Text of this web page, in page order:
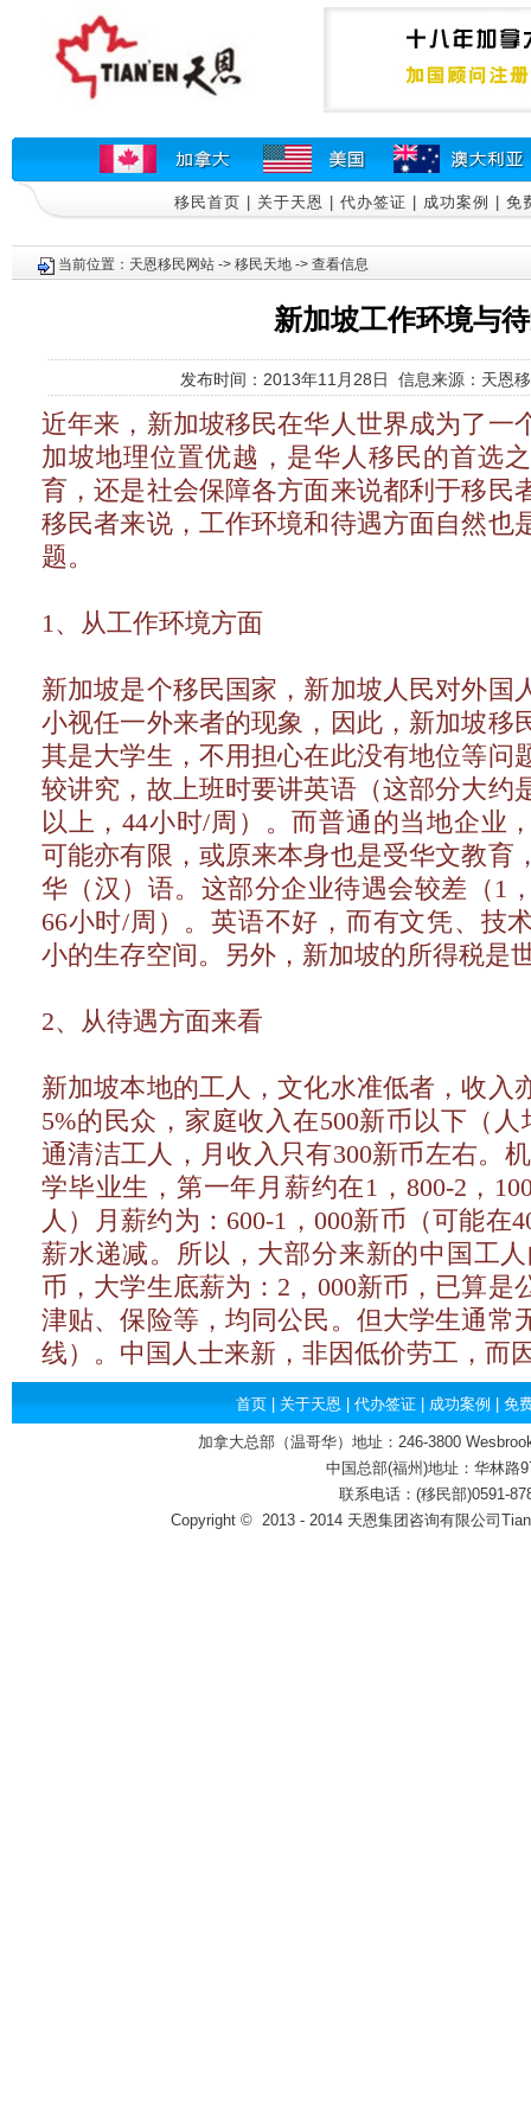
移民首页 关于天恩 代办签证 成功案例 免
当前位置： 天恩移民网站 -> 移民天地 -> 查看信息
新加坡工作环境与
发布时间：2013年11月28日 信息来源：天恩
近年来，新加坡移民在华人世界成为了一
加坡地理位置优越，是华人移民的首选
育，还是社会保障各方面来说都利于移民
移民者来说，工作环境和待遇方面自然也
题。
1、从工作环境方面
新加坡是个移民国家，新加坡人民对外国
小视任一外来者的现象，因此，新加坡移
其是大学生，不用担心在此没有地位等问
较讲究，故上班时要讲英语（这部分大约
以上，44小时/周）。而普通的当地企业
可能亦有限，或原来本身也是受华文教育
华（汉）语。这部分企业待遇会较差（1
66小时/周）。英语不好，而有文凭、技
小的生存空间。另外，新加坡的所得税是
2、从待遇方面来看
新加坡本地的工人，文化水准低者，收入
5%的民众，家庭收入在500新币以下（
通清洁工人，月收入只有300新币左右。
学毕业生，第一年月薪约在1，800-2，
人）月薪约为：600-1，000新币（可能在
薪水递减。所以，大部分来新的中国工人
币，大学生底薪为：2，000新币，已算是
津贴、保险等，均同公民。但大学生通常
线）。中国人士来新，非因低价劳工，而
首页 关于天恩 代办签证 成功案例 免
加拿大总部（温哥华）地址：246-3800
中国总部(福州)地址：华林路
联系电话：(移民部)0591-
Copyright ©2013 - 2014 天恩集团咨询有限公司